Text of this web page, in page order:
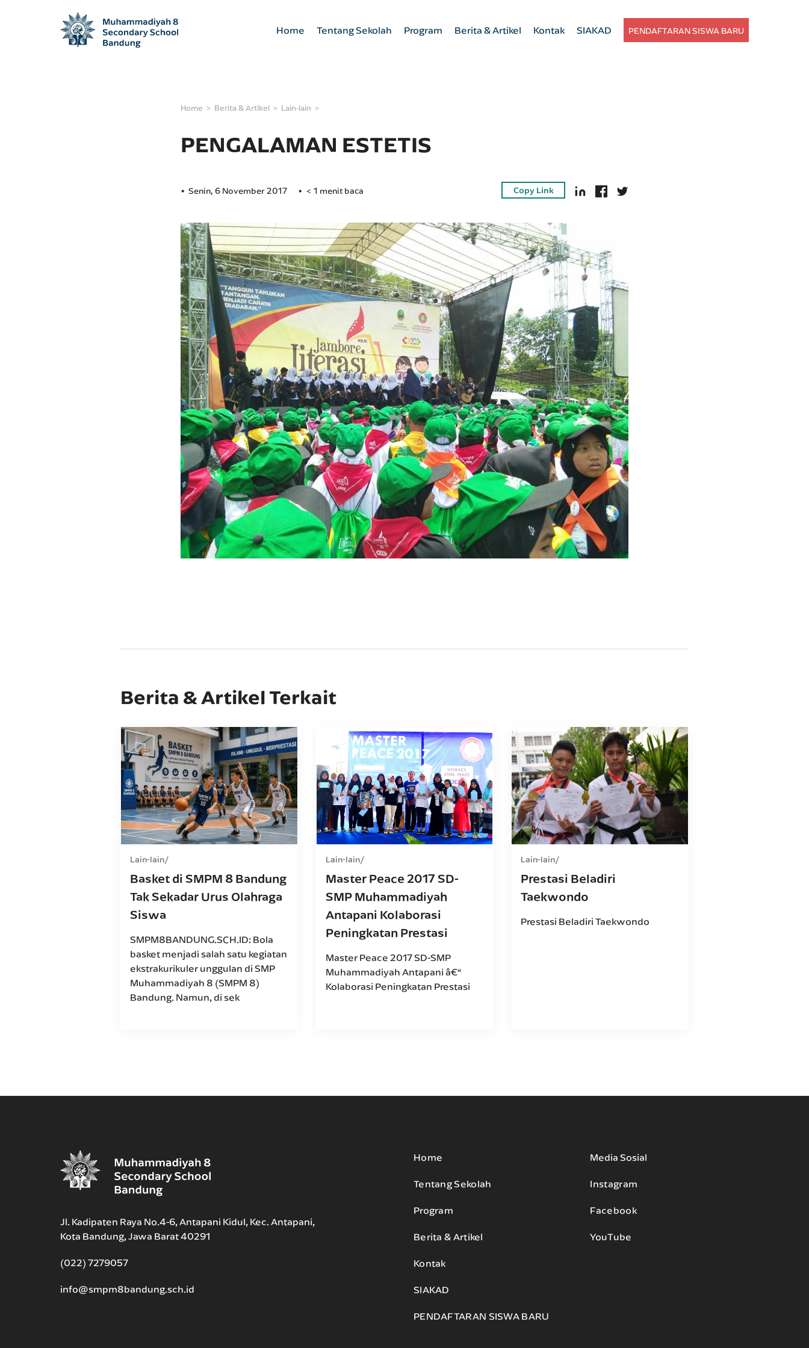
Home Tentang Sekolah Program Berita & Artikel Kontak SIAKAD PENDAFTARAN SISWA BARU
Home Berita & Artikel Lain-lain
PENGALAMAN ESTETIS
Senin, 6 November 2017 < 1 menit baca Copy Link
Berita & Artikel Terkait
Lain-lain
Basket di SMPM 8 Bandung
Tak Sekadar Urus Olahraga
Siswa
SMPM8BANDUNG.SCH.ID: Bola
basket menjadi salah satu kegiatan
ekstrakurikuler unggulan di SMP
Muhammadiyah 8 (SMPM 8)
Bandung. Namun, di sek
Lain-lain
Master Peace 2017 SD-
SMP Muhammadiyah
Antapani Kolaborasi
Peningkatan Prestasi
Master Peace 2017 SD-SMP
Muhammadiyah Antapani â€“
Kolaborasi Peningkatan Prestasi
Lain-lain
Prestasi Beladiri
Taekwondo
Prestasi Beladiri Taekwondo
Jl. Kadipaten Raya No.4-6, Antapani Kidul, Kec. Antapani,
Kota Bandung, Jawa Barat 40291
(022) 7279057
info@smpm8bandung.sch.id
Home
Tentang Sekolah
Program
Berita & Artikel
Kontak
SIAKAD
PENDAFTARAN SISWA BARU
Media Sosial
Instagram
Facebook
YouTube